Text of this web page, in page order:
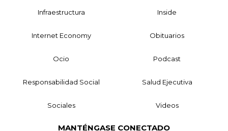
Infraestructura Inside
Internet Economy Obituarios
Ocio Podcast
Responsabilidad Social Salud Ejecutiva
Sociales Videos
MANTÉNGASE CONECTADO